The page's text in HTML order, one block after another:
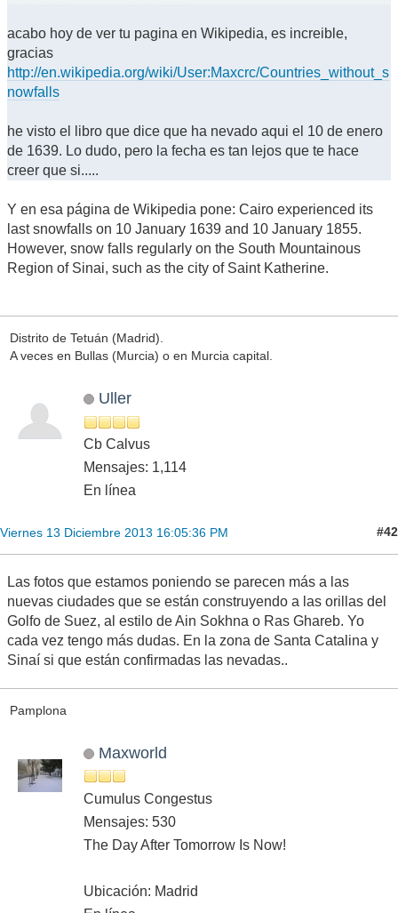
acabo hoy de ver tu pagina en Wikipedia, es increible,
gracias
http://en.wikipedia.org/wiki/User:Maxcrc/Countries_without_s
nowfalls
he visto el libro que dice que ha nevado aqui el 10 de enero
de 1639. Lo dudo, pero la fecha es tan lejos que te hace
creer que si.....
Y en esa página de Wikipedia pone: Cairo experienced its
last snowfalls on 10 January 1639 and 10 January 1855.
However, snow falls regularly on the South Mountainous
Region of Sinai, such as the city of Saint Katherine.
Distrito de Tetuán (Madrid).
A veces en Bullas (Murcia) o en Murcia capital.
Uller
Cb Calvus
Mensajes: 1,114
En línea
Viernes 13 Diciembre 2013 16:05:36 PM #42
Las fotos que estamos poniendo se parecen más a las
nuevas ciudades que se están construyendo a las orillas del
Golfo de Suez, al estilo de Ain Sokhna o Ras Ghareb. Yo
cada vez tengo más dudas. En la zona de Santa Catalina y
Sinaí si que están confirmadas las nevadas..
Pamplona
Maxworld
Cumulus Congestus
Mensajes: 530
The Day After Tomorrow Is Now!
Ubicación: Madrid